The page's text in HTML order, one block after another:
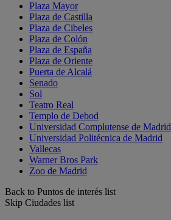
Plaza Mayor
Plaza de Castilla
Plaza de Cibeles
Plaza de Colón
Plaza de España
Plaza de Oriente
Puerta de Alcalá
Senado
Sol
Teatro Real
Templo de Debod
Universidad Complutense de Madrid
Universidad Politécnica de Madrid
Vallecas
Warner Bros Park
Zoo de Madrid
Back to Puntos de interés list
Skip Ciudades list